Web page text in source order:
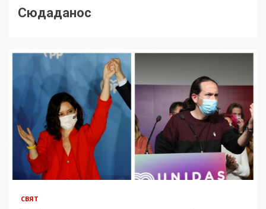
Сюдаданос
СВЯТ